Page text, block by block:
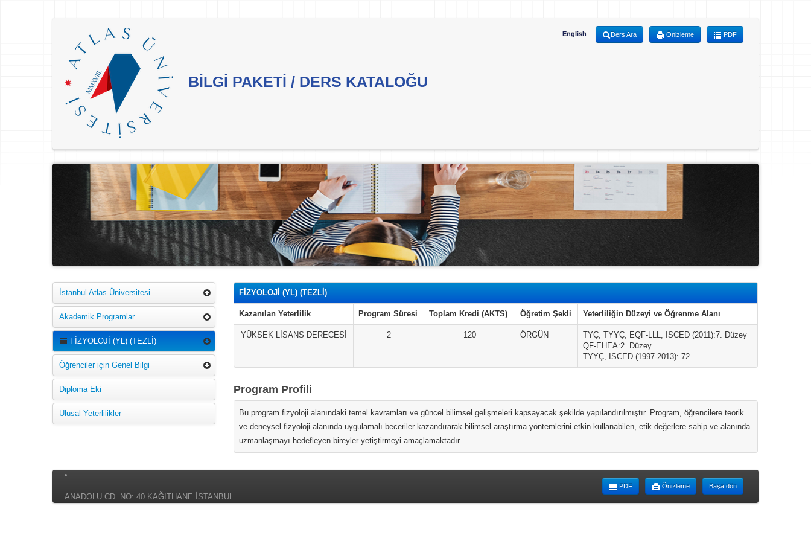
BİLGİ PAKETİ / DERS KATALOĞU
English Ders Ara Önizleme PDF
İstanbul Atlas Üniversitesi
Akademik Programlar
FİZYOLOJİ (YL) (TEZLİ)
Öğrenciler için Genel Bilgi
Diploma Eki
Ulusal Yeterlilikler
FİZYOLOJİ (YL) (TEZLİ)
Kazanılan Yeterlilik Program Süresi Toplam Kredi (AKTS) Öğretim Şekli Yeterliliğin Düzeyi ve Öğrenme Alanı
YÜKSEK LİSANS DERECESİ 2 120 ÖRGÜN
TYÇ, TYYÇ, EQF-LLL, ISCED (2011):7. Düzey
QF-EHEA:2. Düzey
TYYÇ, ISCED (1997-2013): 72
Program Profili
Bu program fizyoloji alanındaki temel kavramları ve güncel bilimsel gelişmeleri kapsayacak şekilde yapılandırılmıştır. Program, öğrencilere teorik
ve deneysel fizyoloji alanında uygulamalı beceriler kazandırarak bilimsel araştırma yöntemlerini etkin kullanabilen, etik değerlere sahip ve alanında
uzmanlaşmayı hedefleyen bireyler yetiştirmeyi amaçlamaktadır.
Başa dön
Önizleme
PDF
ANADOLU CD. NO: 40 KAĞITHANE İSTANBUL